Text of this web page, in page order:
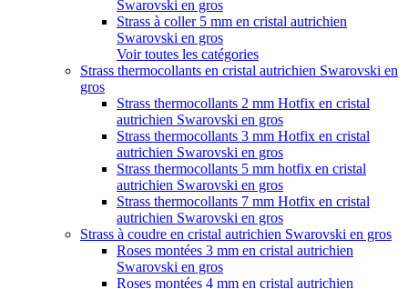
Swarovski en gros
Strass à coller 5 mm en cristal autrichien
Swarovski en gros
Voir toutes les catégories
Strass thermocollants en cristal autrichien Swarovski en
gros
Strass thermocollants 2 mm Hotfix en cristal
autrichien Swarovski en gros
Strass thermocollants 3 mm Hotfix en cristal
autrichien Swarovski en gros
Strass thermocollants 5 mm hotfix en cristal
autrichien Swarovski en gros
Strass thermocollants 7 mm Hotfix en cristal
autrichien Swarovski en gros
Strass à coudre en cristal autrichien Swarovski en gros
Roses montées 3 mm en cristal autrichien
Swarovski en gros
Roses montées 4 mm en cristal autrichien